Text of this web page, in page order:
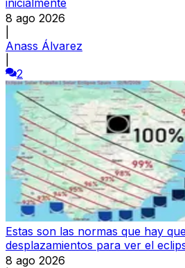
8 ago 2026
Anass Álvarez
2
Estas son las normas que hay
desplazamientos para ver el
8 ago 2026